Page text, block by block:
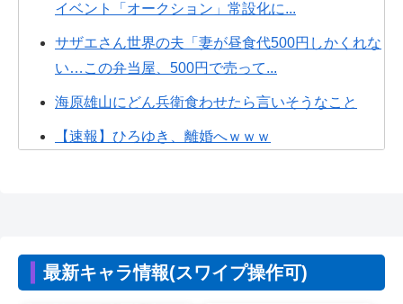
イベント「オークション」常設化に...
サザエさん世界の夫「妻が昼食代500円しかくれな
い…この弁当屋、500円で売って...
海原雄山にどん兵衛食わせたら言いそうなこと
【速報】ひろゆき、離婚へｗｗｗ
パチのクソ台」→X民絶賛の嵐ｗｗｗｗ
【朗報】Vtuber界、新たなる『弱男の姫』が爆誕
最新キャラ情報(スワイプ操作可)